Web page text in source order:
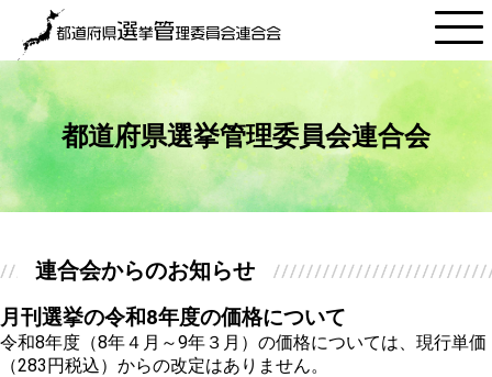
都道府県選挙管理委員会連合会
連合会からのお知らせ
月刊選挙の令和8年度の価格について
令和8年度（8年４月～9年３月）の価格については、現行単価
（283円税込）からの改定はありません。